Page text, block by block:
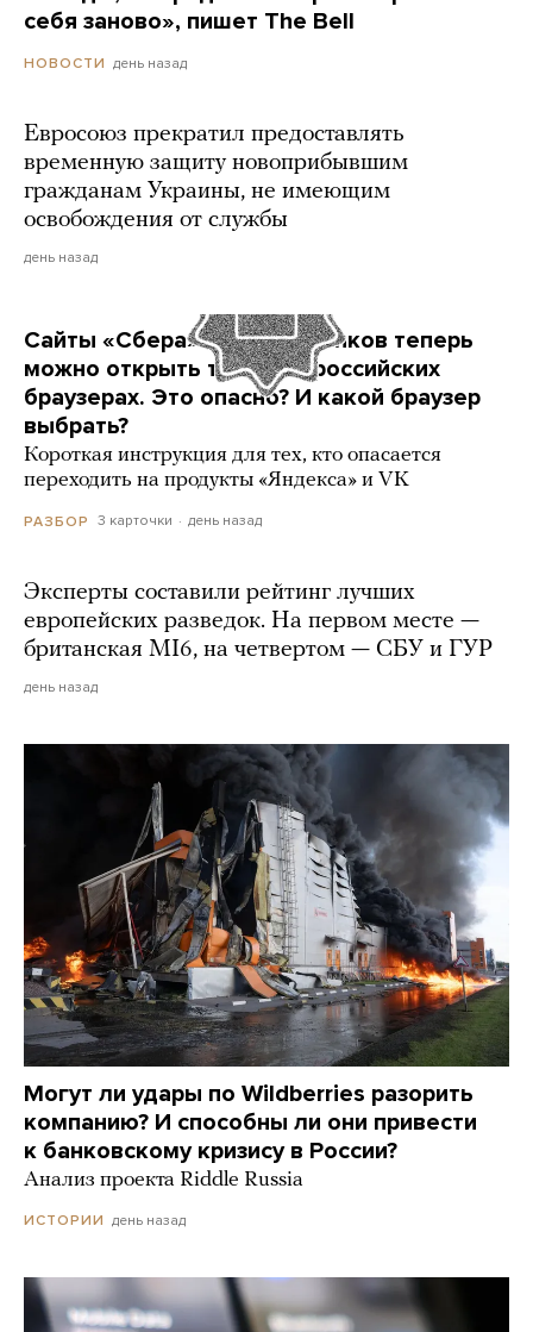
себя заново», пишет The Bell
НОВОСТИ день назад
Евросоюз прекратил предоставлять
временную защиту новоприбывшим
гражданам Украины, не имеющим
освобождения от службы
день назад
Сайты «Сбера» и других банков теперь
можно открыть только в российских
браузерах. Это опасно? И какой браузер
выбрать?
Короткая инструкция для тех, кто опасается
переходить на продукты «Яндекса» и VK
РАЗБОР 3 карточки день назад
Эксперты составили рейтинг лучших
европейских разведок. На первом месте —
британская MI6, на четвертом — СБУ и ГУР
день назад
Могут ли удары по Wildberries разорить
компанию? И способны ли они привести
к банковскому кризису в России?
Анализ проекта Riddle Russia
ИСТОРИИ день назад